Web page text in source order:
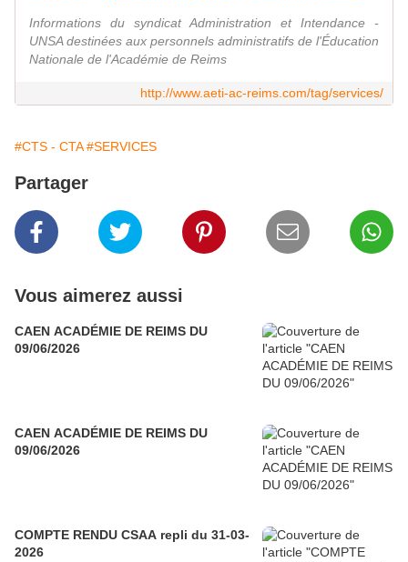
Informations du syndicat Administration et Intendance -
UNSA destinées aux personnels administratifs de l'Éducation
Nationale de l'Académie de Reims
http://www.aeti-ac-reims.com/tag/services/
#CTS - CTA #SERVICES
Partager
Vous aimerez aussi
CAEN ACADÉMIE DE REIMS DU
09/06/2026
CAEN ACADÉMIE DE REIMS DU
09/06/2026
COMPTE RENDU CSAA repli du 31-03-
2026